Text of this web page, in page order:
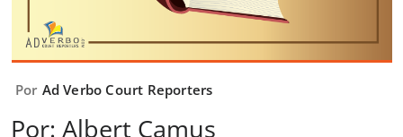
Por Ad Verbo Court Reporters
Por: Albert Camus